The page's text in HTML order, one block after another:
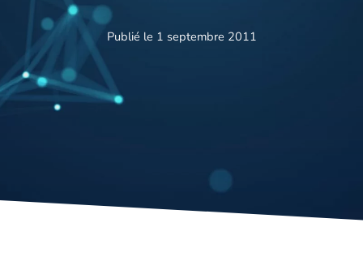
Publié le 1 septembre 2011